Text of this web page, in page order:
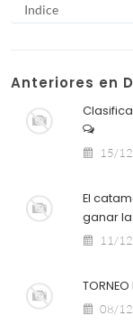
Indice
Anteriores en
15/
El
ganar
11/
TORNEO
08/